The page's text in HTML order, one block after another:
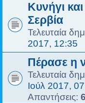
Κυνήγι
Σερβία
Τελευταία
2017, 12:35
Πέρασε η
Τελευταία
Ιούλ 2017,
Απαντήσεις: 6